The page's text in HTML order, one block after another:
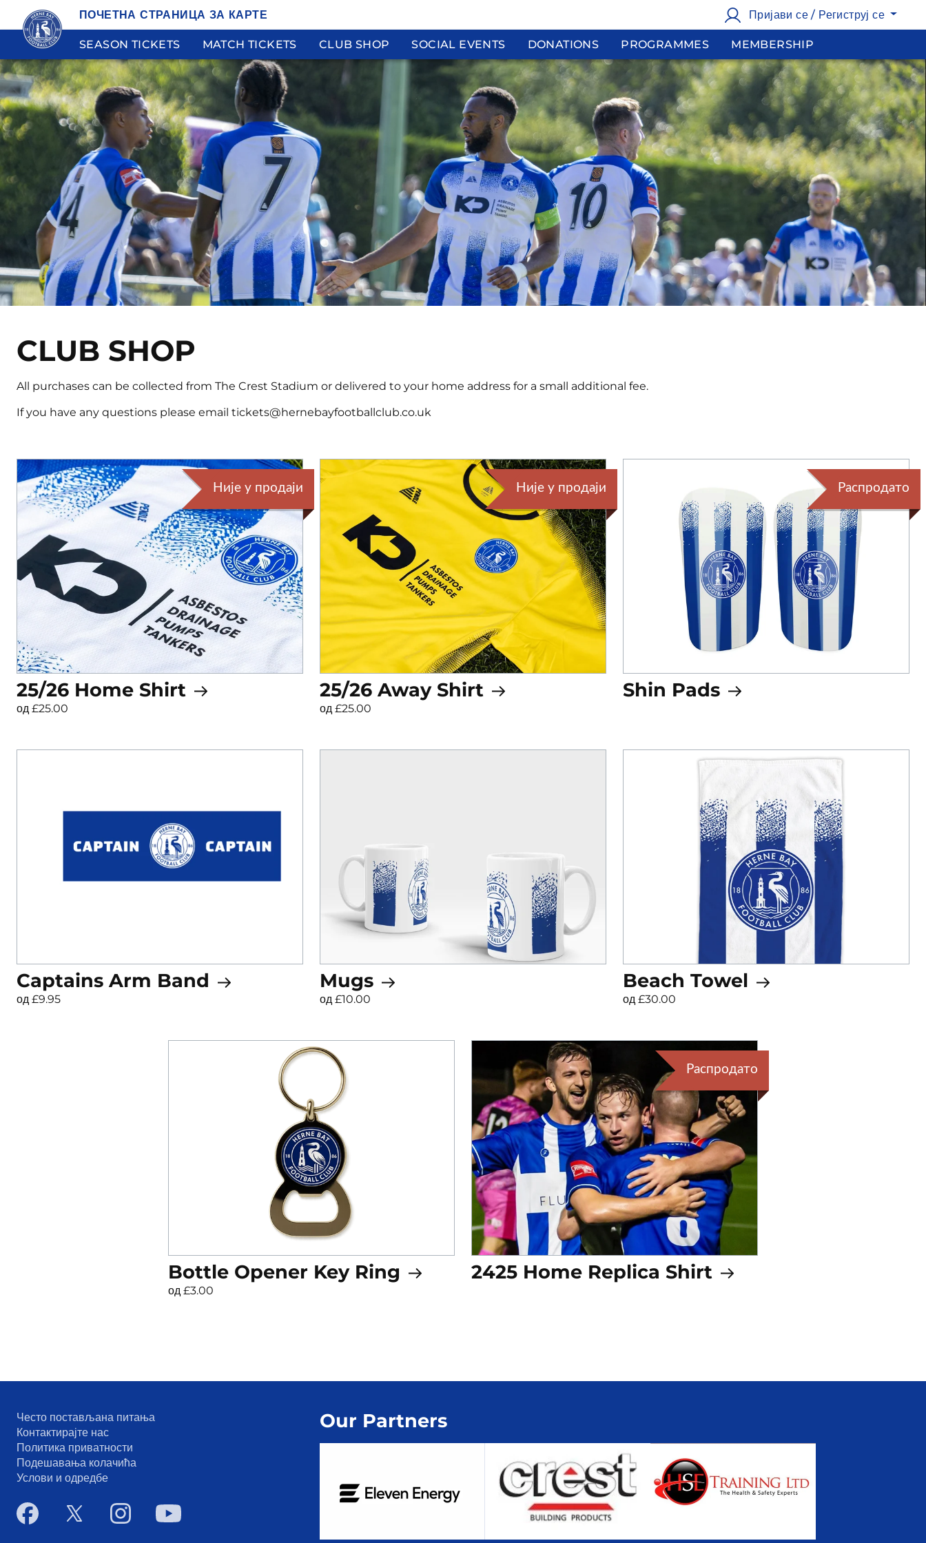
ПОЧЕТНА СТРАНИЦА ЗА КАРТЕ Пријави се / Региструј се
SEASON TICKETS MATCH TICKETS CLUB SHOP SOCIAL EVENTS DONATIONS PROGRAMMES MEMBERSHIP
CLUB SHOP
All purchases can be collected from The Crest Stadium or delivered to your home address for a small additional fee.
If you have any questions please email tickets@hernebayfootballclub.co.uk
Није у продаји
25/26 Home Shirt
од £25.00
Није у продаји
25/26 Away Shirt
од £25.00
Распродато
Shin Pads
Captains Arm Band
од £9.95
Mugs
од £10.00
Beach Towel
од £30.00
Bottle Opener Key Ring
од £3.00
Распродато
2425 Home Replica Shirt
Често постављана питања
Контактирајте нас
Политика приватности
Подешавања колачића
Услови и одредбе
Our Partners